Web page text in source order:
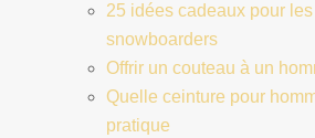
25 idées cadeaux pour
snowboarders
Offrir un couteau à un
Quelle ceinture pour
pratique